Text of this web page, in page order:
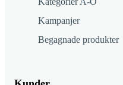
Kampanjer
Begagnade produkter